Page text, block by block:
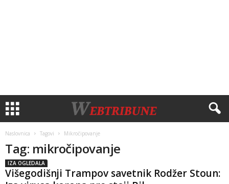
Naslovnica Tagovi Mikročipovanje
Tag: mikročipovanje
IZA OGLEDALA
Višegodišnji Trampov savetnik Rodžer Stoun: